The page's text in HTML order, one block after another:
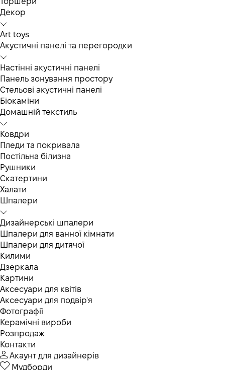
Декор
Art toys
Акустичні панелі та перегородки
Настінні акустичні панелі
Панель зонування простору
Стельові акустичні панелі
Біокаміни
Домашній текстиль
Ковдри
Пледи та покривала
Постільна білизна
Рушники
Скатертини
Халати
Шпалери
Дизайнерські шпалери
Шпалери для ванної кімнати
Шпалери для дитячої
Килими
Дзеркала
Картини
Аксесуари для квітів
Аксесуари для подвір'я
Фотографії
Керамічні вироби
Розпродаж
Контакти
Акаунт для дизайнерів
Мудборди